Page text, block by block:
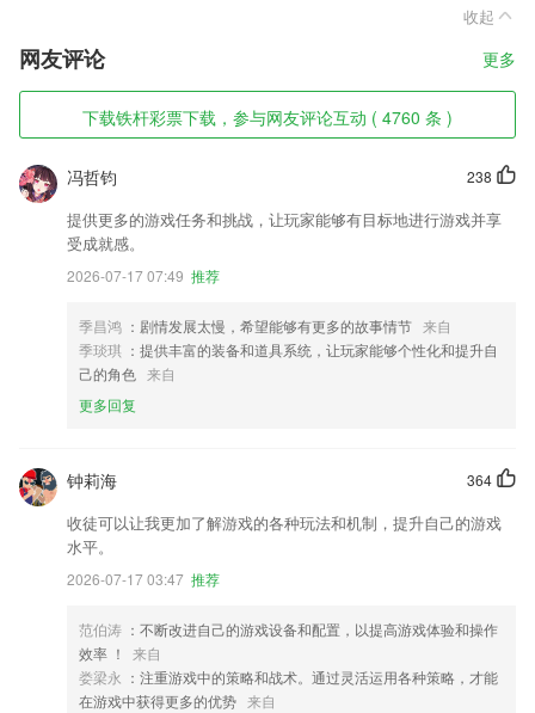
收起
网友评论 更多
下载铁杆彩票下载，参与网友评论互动 ( 4760 条 )
238
冯哲钧
提供更多的游戏任务和挑战，让玩家能够有目标地进行游戏并享
受成就感。
2026-07-17 07:49 推荐
季昌鸿 ：剧情发展太慢，希望能够有更多的故事情节 来自
季琰琪 ：提供丰富的装备和道具系统，让玩家能够个性化和提升自
己的角色 来自
更多回复
364
钟莉海
收徒可以让我更加了解游戏的各种玩法和机制，提升自己的游戏
水平。
2026-07-17 03:47 推荐
范伯涛 ：不断改进自己的游戏设备和配置，以提高游戏体验和操作
效率 ！
来自
娄梁永 ：注重游戏中的策略和战术。通过灵活运用各种策略，才能
在游戏中获得更多的优势 来自